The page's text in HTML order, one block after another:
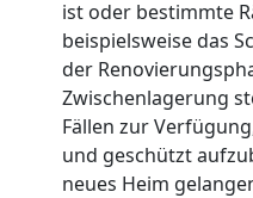
ist oder bestimmte
beispielsweise das
der
Zwischenlagerung
Fällen zur
und geschützt
neues Heim
Umzug